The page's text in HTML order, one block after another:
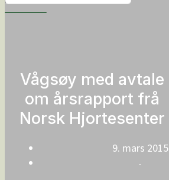
Vågsøy med avtale
om årsrapport frå
Norsk Hjortesenter
9. mars 2015
-